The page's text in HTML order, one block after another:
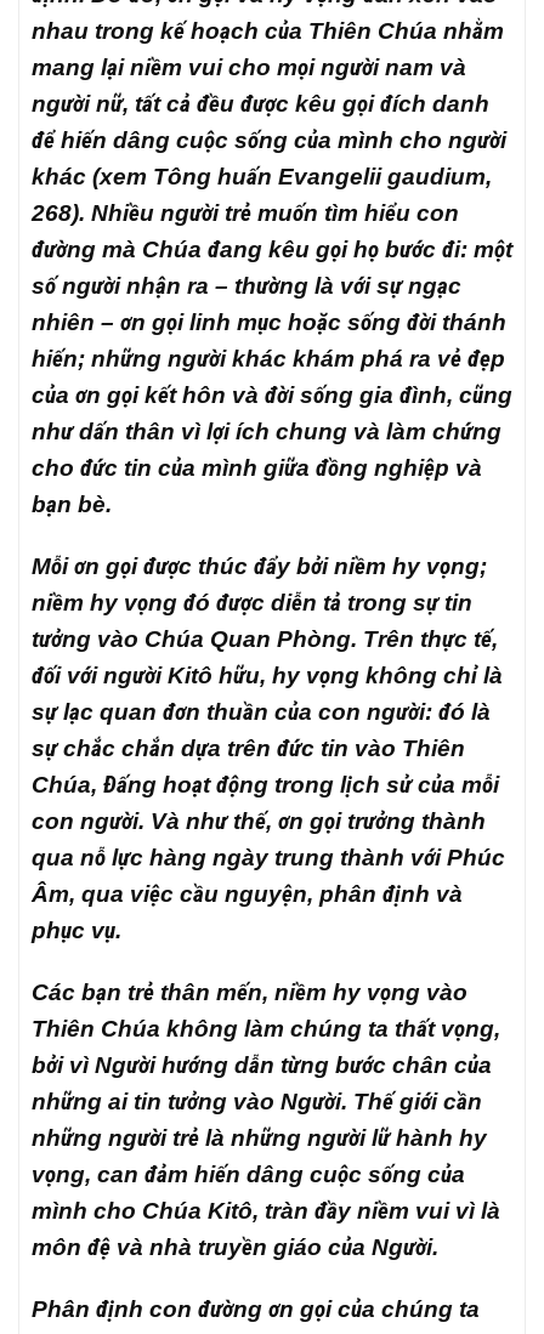
nhau trong kế hoạch của Thiên Chúa nhằm
mang lại niềm vui cho mọi người nam và
người nữ, tất cả đều được kêu gọi đích danh
để hiến dâng cuộc sống của mình cho người
khác (xem Tông huấn Evangelii gaudium,
268). Nhiều người trẻ muốn tìm hiểu con
đường mà Chúa đang kêu gọi họ bước đi: một
số người nhận ra – thường là với sự ngạc
nhiên – ơn gọi linh mục hoặc sống đời thánh
hiến; những người khác khám phá ra vẻ đẹp
của ơn gọi kết hôn và đời sống gia đình, cũng
như dấn thân vì lợi ích chung và làm chứng
cho đức tin của mình giữa đồng nghiệp và
bạn bè.
Mỗi ơn gọi được thúc đẩy bởi niềm hy vọng;
niềm hy vọng đó được diễn tả trong sự tin
tưởng vào Chúa Quan Phòng. Trên thực tế,
đối với người Kitô hữu, hy vọng không chỉ là
sự lạc quan đơn thuần của con người: đó là
sự chắc chắn dựa trên đức tin vào Thiên
Chúa, Đấng hoạt động trong lịch sử của mỗi
con người. Và như thế, ơn gọi trưởng thành
qua nỗ lực hàng ngày trung thành với Phúc
Âm, qua việc cầu nguyện, phân định và
phục vụ.
Các bạn trẻ thân mến, niềm hy vọng vào
Thiên Chúa không làm chúng ta thất vọng,
bởi vì Người hướng dẫn từng bước chân của
những ai tin tưởng vào Người. Thế giới cần
những người trẻ là những người lữ hành hy
vọng, can đảm hiến dâng cuộc sống của
mình cho Chúa Kitô, tràn đầy niềm vui vì là
môn đệ và nhà truyền giáo của Người.
Phân định con đường ơn gọi của chúng ta